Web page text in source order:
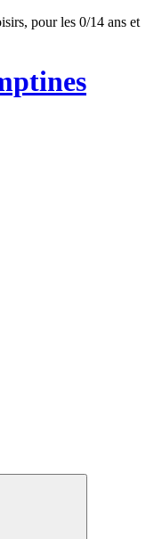
pour les 0/14 ans et